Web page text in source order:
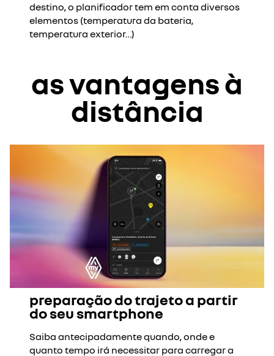
destino, o planificador tem em conta diversos
elementos (temperatura da bateria,
temperatura exterior…)
as vantagens à
distância
preparação do trajeto a partir
do seu smartphone
Saiba antecipadamente quando, onde e
quanto tempo irá necessitar para carregar a